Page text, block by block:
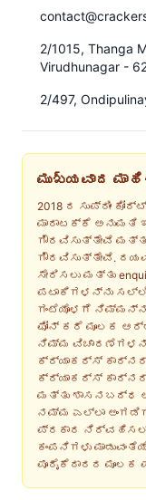
2/1015, Thanga
Virudhunagar -
2/497,
ಮುಖ్ಯವಾದ
2018 ರ ಸುಪ್ರೀಂ
ಮಾರಾಟಕ್ಕೆ ಅನುಮತಿ
ಗೌರವಿಸುತ್ತೇವೆ
ಗೌರವಿಸುತ್ತೇವೆ.
ಸೇರಿಸಲು ಮತ್ತು
ಪಟಾಕಿಗಳನ್ನು
ಗಂಟೆಯೊಳಗೆ ನಿಮ್ಮನ್ನು
ಫೋನ್ ಕರೆ ಮೂಲಕ
ನಿಮ್ಮ
ಕ್ರ್ಯಾಕರ್ಸ್
ಕ್ರ್ಯಾಕರ್ಸ್ ಕಾರ್ನರ್
ಮತ್ತು ಶಾಸನಬದ್ಧ
ನಮ್ಮ ಎಲ್ಲಾ
ಪ್ರಕಾರ
ಕಂಪನಿಗಳು
ಪೂರೈಕೆದಾರರ ಮೂಲಕ